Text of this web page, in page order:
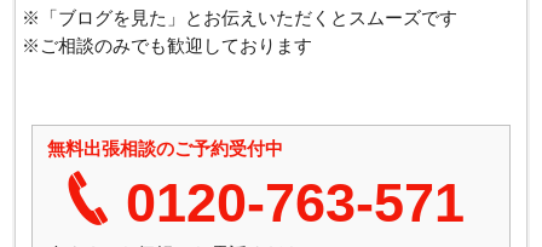
※「ブログを見た」とお伝えいただくとスムーズです
※ご相談のみでも歓迎しております
無料出張相談のご予約受付中
0120-763-571